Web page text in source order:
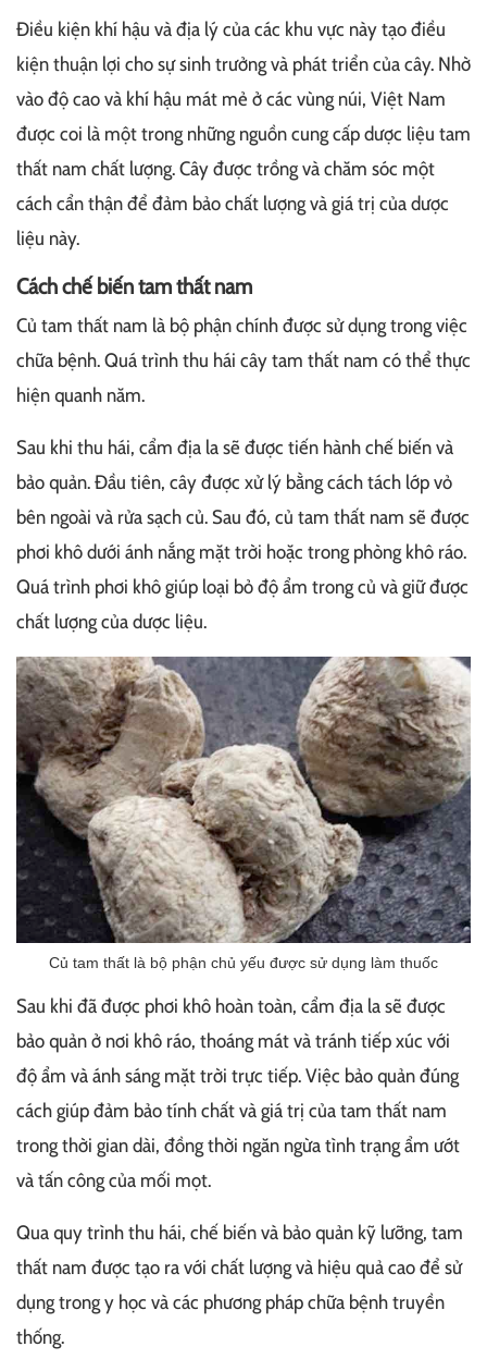
Điều kiện khí hậu và địa lý của các khu vực này tạo điều
kiện thuận lợi cho sự sinh trưởng và phát triển của cây. Nhờ
vào độ cao và khí hậu mát mẻ ở các vùng núi, Việt Nam
được coi là một trong những nguồn cung cấp dược liệu tam
thất nam chất lượng. Cây được trồng và chăm sóc một
cách cẩn thận để đảm bảo chất lượng và giá trị của dược
liệu này.
Cách chế biến tam thất nam
Củ tam thất nam là bộ phận chính được sử dụng trong việc
chữa bệnh. Quá trình thu hái cây tam thất nam có thể thực
hiện quanh năm.
Sau khi thu hái, cẩm địa la sẽ được tiến hành chế biến và
bảo quản. Đầu tiên, cây được xử lý bằng cách tách lớp vỏ
bên ngoài và rửa sạch củ. Sau đó, củ tam thất nam sẽ được
phơi khô dưới ánh nắng mặt trời hoặc trong phòng khô ráo.
Quá trình phơi khô giúp loại bỏ độ ẩm trong củ và giữ được
chất lượng của dược liệu.
Củ tam thất là bộ phận chủ yếu được sử dụng làm thuốc
Sau khi đã được phơi khô hoàn toàn, cẩm địa la sẽ được
bảo quản ở nơi khô ráo, thoáng mát và tránh tiếp xúc với
độ ẩm và ánh sáng mặt trời trực tiếp. Việc bảo quản đúng
cách giúp đảm bảo tính chất và giá trị của tam thất nam
trong thời gian dài, đồng thời ngăn ngừa tình trạng ẩm ướt
và tấn công của mối mọt.
Qua quy trình thu hái, chế biến và bảo quản kỹ lưỡng, tam
thất nam được tạo ra với chất lượng và hiệu quả cao để sử
dụng trong y học và các phương pháp chữa bệnh truyền
thống.